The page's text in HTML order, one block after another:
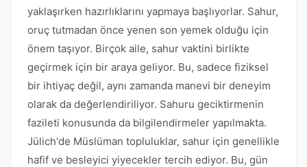
yaklaşırken hazırlıklarını yapmaya başlıyorlar. Sahur,
oruç tutmadan önce yenen son yemek olduğu için
önem taşıyor. Birçok aile, sahur vaktini birlikte
geçirmek için bir araya geliyor. Bu, sadece fiziksel
bir ihtiyaç değil, aynı zamanda manevi bir deneyim
olarak da değerlendiriliyor. Sahuru geciktirmenin
fazileti konusunda da bilgilendirmeler yapılmakta.
Jülich'de Müslüman topluluklar, sahur için genellikle
hafif ve besleyici yiyecekler tercih ediyor. Bu, gün